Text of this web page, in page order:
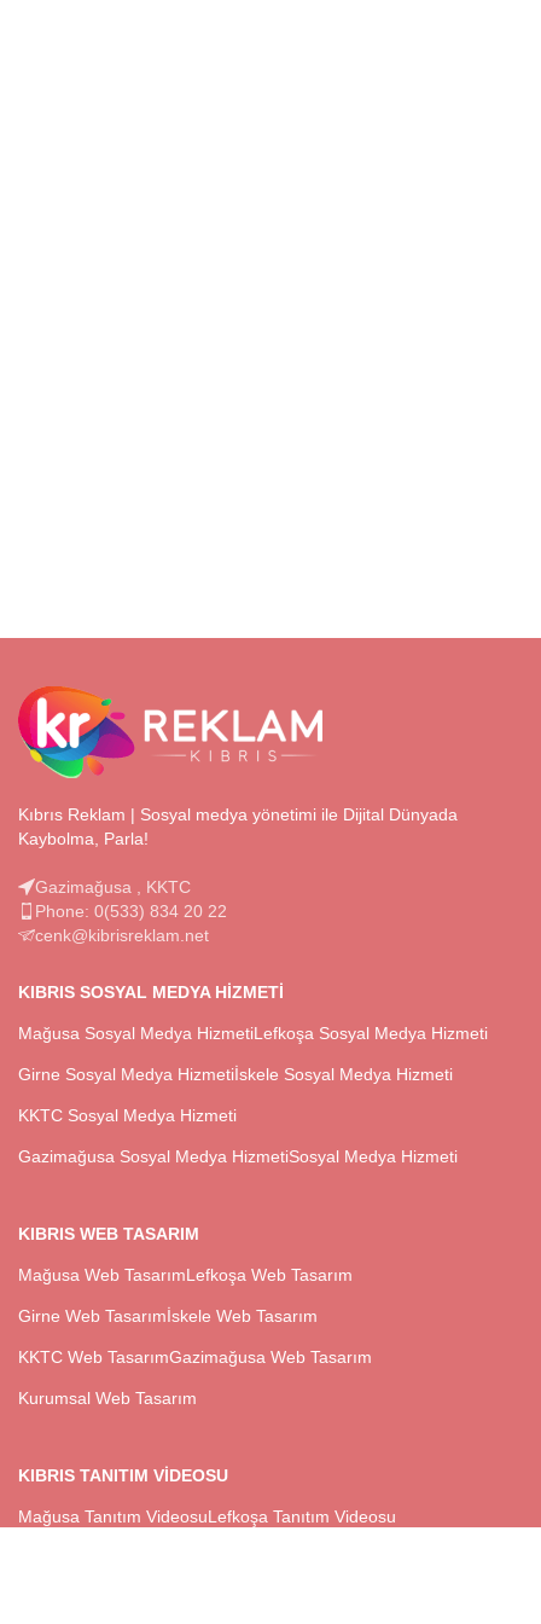
Kıbrıs Reklam | Sosyal medya yönetimi ile Dijital Dünyada
Kaybolma, Parla!
Gazimağusa , KKTC
Phone: 0(533) 834 20 22
cenk@kibrisreklam.net
KIBRIS SOSYAL MEDYA HIZMETI
Mağusa Sosyal Medya HizmetiLefkoşa Sosyal Medya Hizmeti
Girne Sosyal Medya Hizmetiİskele Sosyal Medya Hizmeti
KKTC Sosyal Medya Hizmeti
Gazimağusa Sosyal Medya HizmetiSosyal Medya Hizmeti
KIBRIS WEB TASARIM
Mağusa Web TasarımLefkoşa Web Tasarım
Girne Web Tasarımİskele Web Tasarım
KKTC Web TasarımGazimağusa Web Tasarım
Kurumsal Web Tasarım
KIBRIS TANITIM VIDEOSU
Mağusa Tanıtım VideosuLefkoşa Tanıtım Videosu